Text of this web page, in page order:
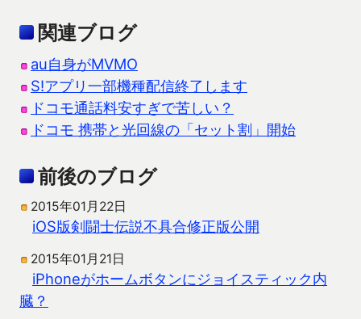
関連ブログ
au自身がMVMO
S!アプリ一部機種配信終了します
ドコモ通話料安すぎで苦しい？
ドコモ 携帯と光回線の「セット割」開始
前後のブログ
2015年01月22日
iOS版剣闘士伝説不具合修正版公開
2015年01月21日
iPhoneがホームボタンにジョイスティック内
臓？